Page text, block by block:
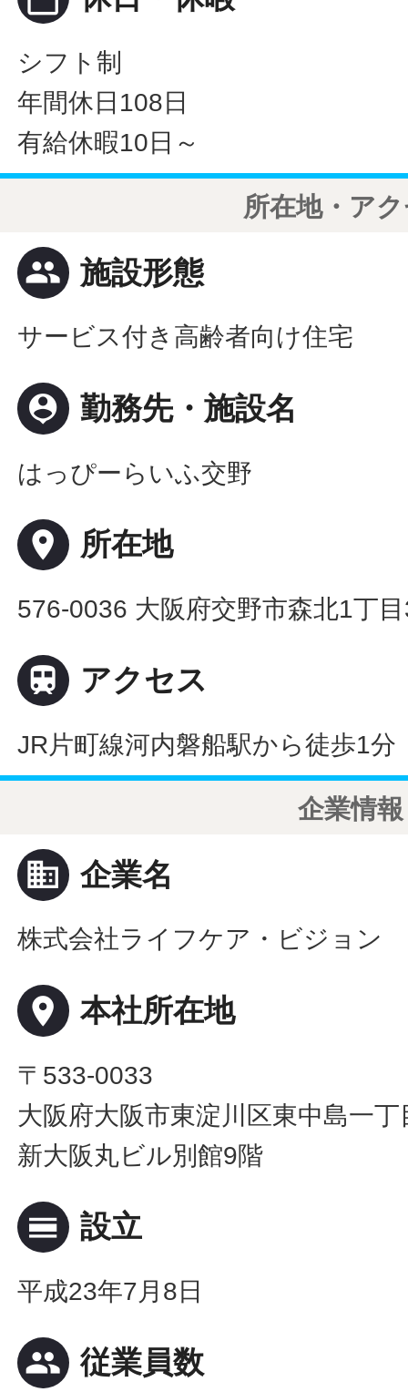
シフト制
年間休日108日
有給休暇10日～
所在地・ア
people 施設形態
サービス付き高齢者向け住宅
person_pin 勤務先・施設名
はっぴーらいふ交野
place 所在地
576-0036 大阪府交野市森北1丁
 アクセス
JR片町線河内磐船駅から徒歩1分
企業情報
business 企業名
株式会社ライフケア・ビジョン
place 本社所在地
〒533-0033
大阪府大阪市東淀川区東中島一
新大阪丸ビル別館9階
calendar_view_day 設立
平成23年7月8日
people 従業員数